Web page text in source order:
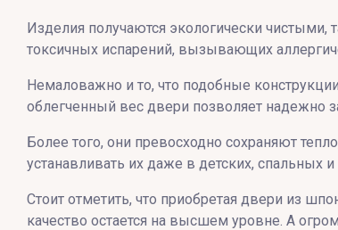
Изделия получаются экологически чистыми,
токсичных испарений, вызывающих
Немаловажно и то, что подобные
облегченный вес двери позволяет надежно
Более того, они превосходно сохраняют
устанавливать их даже в детских, спальных
Стоит отметить, что приобретая двери из
качество остается на высшем уровне. А